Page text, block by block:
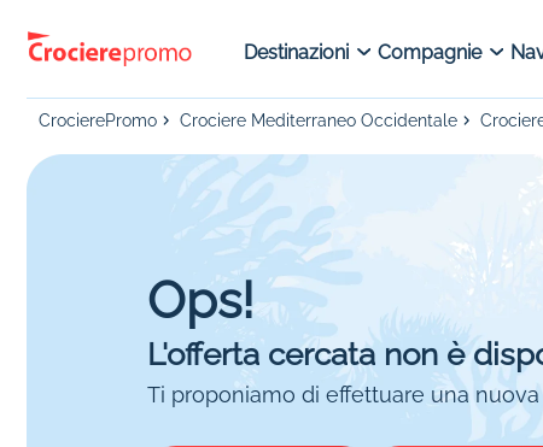
Destinazioni Compagnie
CrocierePromo Crociere Mediterraneo Occidentale
Ops!
L'offerta cercata non è
Ti proponiamo di effettuare una nuova